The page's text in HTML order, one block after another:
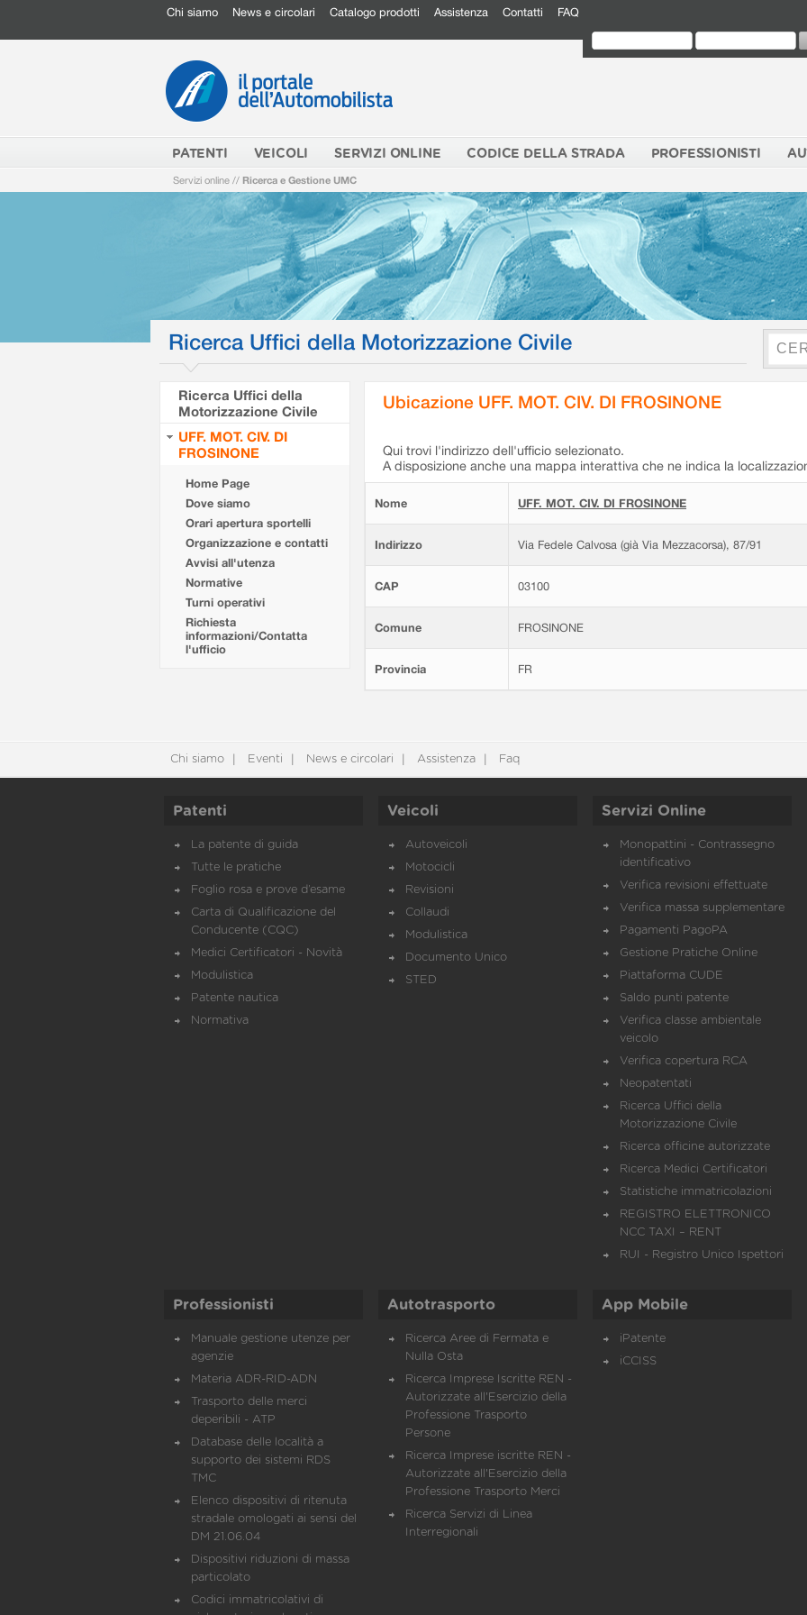
Chi siamo News e circolari Catalogo prodotti Assistenza Contatti FAQ
PATENTI VEICOLI SERVIZI ONLINE CODICE DELLA STRADA PROFESSIONISTI
Servizi online // Ricerca e Gestione UMC
Ricerca Uffici della Motorizzazione Civile
Ricerca Uffici della
Motorizzazione Civile
UFF. MOT. CIV. DI
FROSINONE
Home Page
Dove siamo
Orari apertura sportelli
Organizzazione e contatti
Avvisi all'utenza
Normative
Turni operativi
Richiesta
informazioni/Contatta
l'ufficio
Ubicazione UFF. MOT. CIV. DI FROSINONE
Qui trovi l'indirizzo dell'ufficio selezionato.
A disposizione anche una mappa interattiva che ne indica la
Nome UFF. MOT. CIV. DI FROSINONE
Indirizzo Via Fedele Calvosa (già Via Mezzacorsa), 87/91
CAP 03100
Comune FROSINONE
Provincia FR
Chi siamo Eventi News e circolari Assistenza Faq
Patenti
La patente di guida
Tutte le pratiche
Foglio rosa e prove d’esame
Carta di Qualificazione del
Conducente (CQC)
Medici Certificatori - Novità
Modulistica
Patente nautica
Normativa
Veicoli
Autoveicoli
Motocicli
Revisioni
Collaudi
Modulistica
Documento Unico
STED
Servizi Online
Monopattini - Contrassegno
identificativo
Verifica revisioni effettuate
Verifica massa supplementare
Pagamenti PagoPA
Gestione Pratiche Online
Piattaforma CUDE
Saldo punti patente
Verifica classe ambientale
veicolo
Verifica copertura RCA
Neopatentati
Ricerca Uffici della
Motorizzazione Civile
Ricerca officine autorizzate
Ricerca Medici Certificatori
Statistiche immatricolazioni
REGISTRO ELETTRONICO
NCC TAXI – RENT
RUI - Registro Unico Ispettori
Professionisti
Manuale gestione utenze per
agenzie
Materia ADR-RID-ADN
Trasporto delle merci
deperibili - ATP
Database delle località a
supporto dei sistemi RDS
TMC
Elenco dispositivi di ritenuta
stradale omologati ai sensi del
DM 21.06.04
Dispositivi riduzioni di massa
particolato
Codici immatricolativi di
Autotrasporto
Ricerca Aree di Fermata e
Nulla Osta
Ricerca Imprese Iscritte REN -
Autorizzate all'Esercizio della
Professione Trasporto
Persone
Ricerca Imprese iscritte REN -
Autorizzate all'Esercizio della
Professione Trasporto Merci
Ricerca Servizi di Linea
Interregionali
App Mobile
iPatente
iCCISS